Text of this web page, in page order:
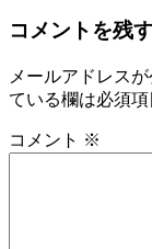
ナ
ゲ
シ
コメントを残
メールアドレス
ている欄は必須項
コメント ※